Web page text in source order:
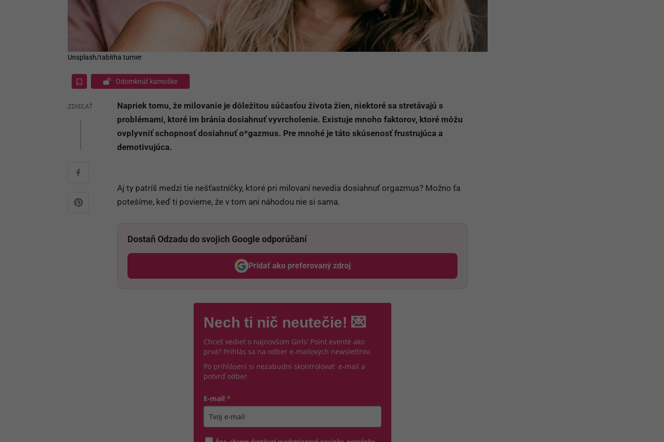
Unsplash/tabitha turner
Odomknúť kamoške
ZDIEĽAŤ
Napriek tomu, že milovanie je dôležitou súčasťou života žien, niektoré sa stretávajú s
problémami, ktoré im bránia dosiahnuť vyvrcholenie. Existuje mnoho faktorov, ktoré môžu
ovplyvniť schopnosť dosiahnuť o*gazmus. Pre mnohé je táto skúsenosť frustrujúca a
demotivujúca.
Aj ty patríš medzi tie nešťastníčky, ktoré pri milovaní nevedia dosiahnuť orgazmus? Možno ťa
potešíme, keď ti povieme, že v tom ani náhodou nie si sama.
Dostaň Odzadu do svojich Google odporúčaní
Pridať ako preferovaný zdroj
Odzadu, odkaz sa otvorí v novom okne
Nech ti nič neutečie! 💌
Chceš vedieť o najnovšom Girls' Point evente ako
prvá? Prihlás sa na odber e-mailových newslettrov.
Po prihlásení si nezabudni skontrolovať e-mail a
potvrď odber.
E-mail *